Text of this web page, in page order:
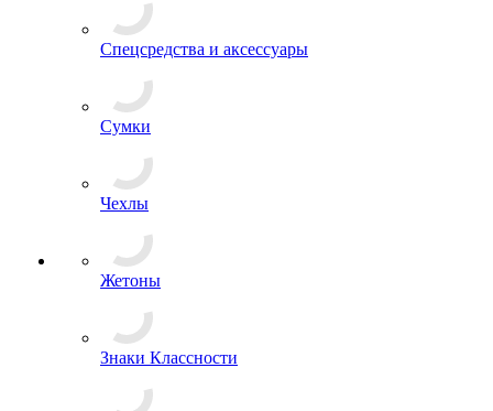
Спецсредства и аксессуары
Сумки
Чехлы
Жетоны
Знаки Классности